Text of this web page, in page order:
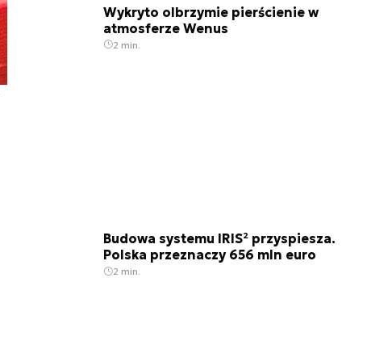
Wykryto olbrzymie pierścienie w
atmosferze Wenus
2 min.
Budowa systemu IRIS² przyspiesza.
Polska przeznaczy 656 mln euro
2 min.